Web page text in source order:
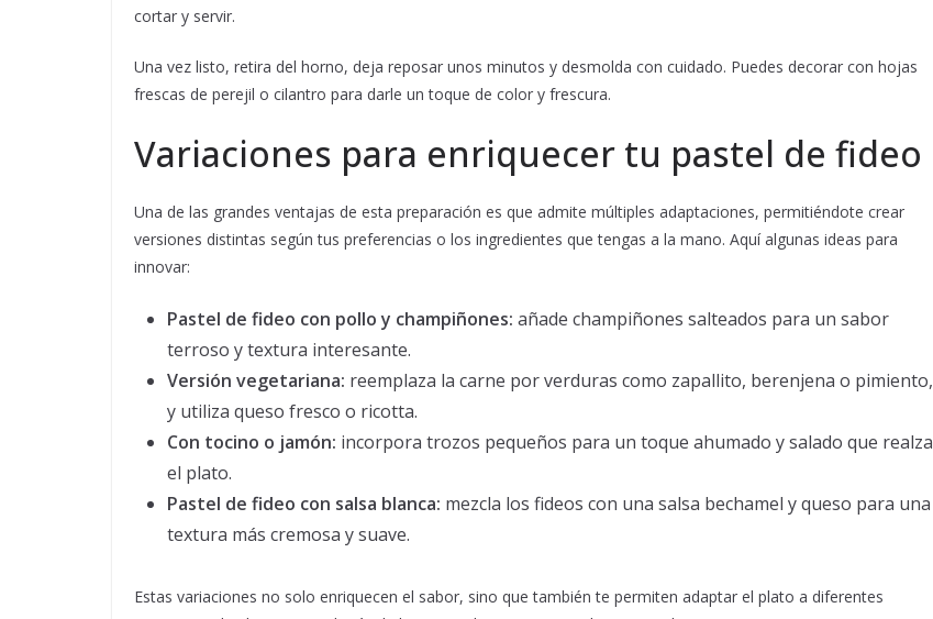
cortar y servir.
Una vez listo, retira del horno, deja reposar unos minutos y desmolda con cuidado. Puedes decorar con hojas
frescas de perejil o cilantro para darle un toque de color y frescura.
Variaciones para enriquecer tu pastel de fideo
Una de las grandes ventajas de esta preparación es que admite múltiples adaptaciones, permitiéndote crear
versiones distintas según tus preferencias o los ingredientes que tengas a la mano. Aquí algunas ideas para
innovar:
Pastel de fideo con pollo y champiñones: añade champiñones salteados para un sabor
terroso y textura interesante.
Versión vegetariana: reemplaza la carne por verduras como zapallito, berenjena o pimiento,
y utiliza queso fresco o ricotta.
Con tocino o jamón: incorpora trozos pequeños para un toque ahumado y salado que realza
el plato.
Pastel de fideo con salsa blanca: mezcla los fideos con una salsa bechamel y queso para una
textura más cremosa y suave.
Estas variaciones no solo enriquecen el sabor, sino que también te permiten adaptar el plato a diferentes